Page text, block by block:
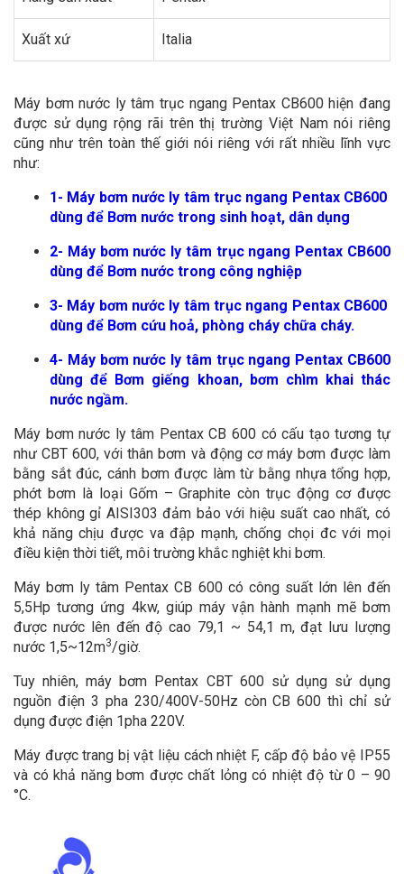
Xuất xứ Italia
Máy bơm nước ly tâm trục ngang Pentax CB600 hiện đang
được sử dụng rộng rãi trên thị trường Việt Nam nói riêng
cũng như trên toàn thế giới nói riêng với rất nhiều lĩnh vực
như:
1- Máy bơm nước ly tâm trục ngang Pentax CB600
dùng để Bơm nước trong sinh hoạt, dân dụng
2- Máy bơm nước ly tâm trục ngang Pentax CB600
dùng để Bơm nước trong công nghiệp
3- Máy bơm nước ly tâm trục ngang Pentax CB600
dùng để Bơm cứu hoả, phòng cháy chữa cháy.
4- Máy bơm nước ly tâm trục ngang Pentax CB600
dùng để Bơm giếng khoan, bơm chìm khai thác
nước ngầm.
Máy bơm nước ly tâm Pentax CB 600 có cấu tạo tương tự
như CBT 600, với thân bơm và động cơ máy bơm được làm
bằng sắt đúc, cánh bơm được làm từ bằng nhựa tổng hợp,
phớt bơm là loại Gốm – Graphite còn trục động cơ được
thép không gỉ AISI303 đảm bảo với hiệu suất cao nhất, có
khả năng chịu được va đập mạnh, chống chọi đc với mọi
điều kiện thời tiết, môi trường khắc nghiệt khi bơm.
Máy bơm ly tâm Pentax CB 600 có công suất lớn lên đến
5,5Hp tương ứng 4kw, giúp máy vận hành mạnh mẽ bơm
được nước lên đến độ cao 79,1 ~ 54,1 m, đạt lưu lượng
nước 1,5~12m3/giờ.
Tuy nhiên, máy bơm Pentax CBT 600 sử dụng sử dụng
nguồn điện 3 pha 230/400V-50Hz còn CB 600 thì chỉ sử
dụng được điện 1pha 220V.
Máy được trang bị vật liệu cách nhiệt F, cấp độ bảo vệ IP55
và có khả năng bơm được chất lỏng có nhiệt độ từ 0 – 90
°C.